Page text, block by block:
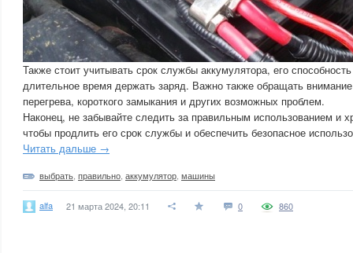
Также стоит учитывать срок службы аккумулятора, его
длительное время держать заряд. Важно также обращать
перегрева, короткого замыкания и других возможных проблем.
Наконец, не забывайте следить за правильным использованием и
чтобы продлить его срок службы и обеспечить безопасное
Читать дальше →
выбрать правильно аккумулятор машины
alfa 21 марта 2024, 20:11 0 860